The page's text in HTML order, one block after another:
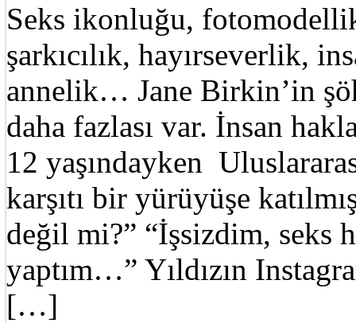
Seks ikonluğu,
şarkıcılık, hayırseverlik,
annelik… Jane Birkin’in
daha fazlası var. İnsan
12 yaşındayken
karşıtı bir yürüyüşe
değil mi?” “İşsizdim, seks
yaptım…” Yıldızın
[…]